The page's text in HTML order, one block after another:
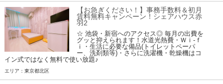
【お急ぎください！】事務手数料＆初月
賃料無料キャンペーン！シェアハウス赤
羽2
☆ 池袋・新宿へのアクセス◎ 毎月の出費を
グッと抑えられます！水道光熱費・Ｗｉ-ｆ
ｉ・生活に必要な備品(トイレットペーパ
ー、洗剤類等)・さらに洗濯機・乾燥機はコ
イン式ではなく無料で使い放題♪
エリア：東京都北区